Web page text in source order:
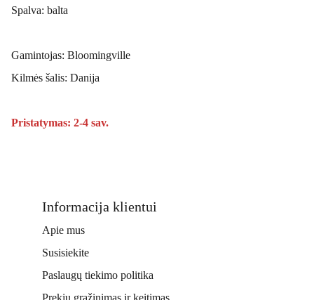
Spalva: balta
Gamintojas: Bloomingville
Kilmės šalis: Danija
Pristatymas: 2-4 sav.
Apie mus
Prekių grąžinimas ir keitimas
Paslaugų tiekimo politika
Informacija klientui
Susisiekite